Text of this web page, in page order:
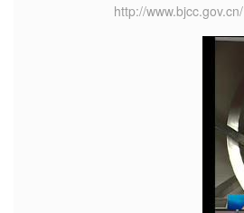
http://www.bjcc.gov.cn/